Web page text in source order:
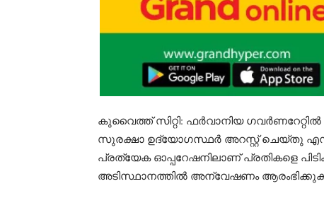
കുവൈത്ത് സിറ്റി: ഫർവാനിയ
സുരക്ഷാ ഉദ്യോഗസ്ഥർ അറസ്റ്റ് ചെയ്തു
പ്രത്യേക ഓപ്പറേഷനിലാണ് പ്രതികളെ
അടിസ്ഥാനത്തിൽ അന്വേഷണം